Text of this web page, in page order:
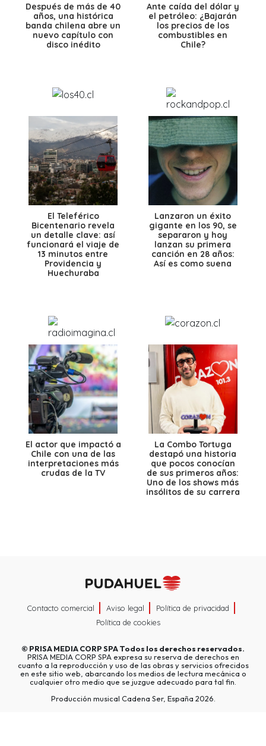
Después de más de 40
años, una histórica
banda chilena abre un
nuevo capítulo con
disco inédito
Ante caída del dólar y
el petróleo: ¿Bajarán
los precios de los
combustibles en
Chile?
El Teleférico
Bicentenario revela
un detalle clave: así
funcionará el viaje de
13 minutos entre
Providencia y
Huechuraba
Lanzaron un éxito
gigante en los 90, se
separaron y hoy
lanzan su primera
canción en 28 años:
Así es como suena
El actor que impactó a
Chile con una de las
interpretaciones más
crudas de la TV
La Combo Tortuga
destapó una historia
que pocos conocían
de sus primeros años:
Uno de los shows más
insólitos de su carrera
Contacto comercial Aviso legal
Política de privacidad
Política de cookies
© PRISA MEDIA CORP SPATodos los derechos reservados.
PRISA MEDIA CORP SPA expresa su reserva de derechos en
cuanto a la reproducción y uso de las obras y servicios ofrecidos
en este sitio web, abarcando los medios de lectura mecánica o
cualquier otro medio que se juzgue adecuado para tal fin.
Producción musical Cadena Ser, España 2026.